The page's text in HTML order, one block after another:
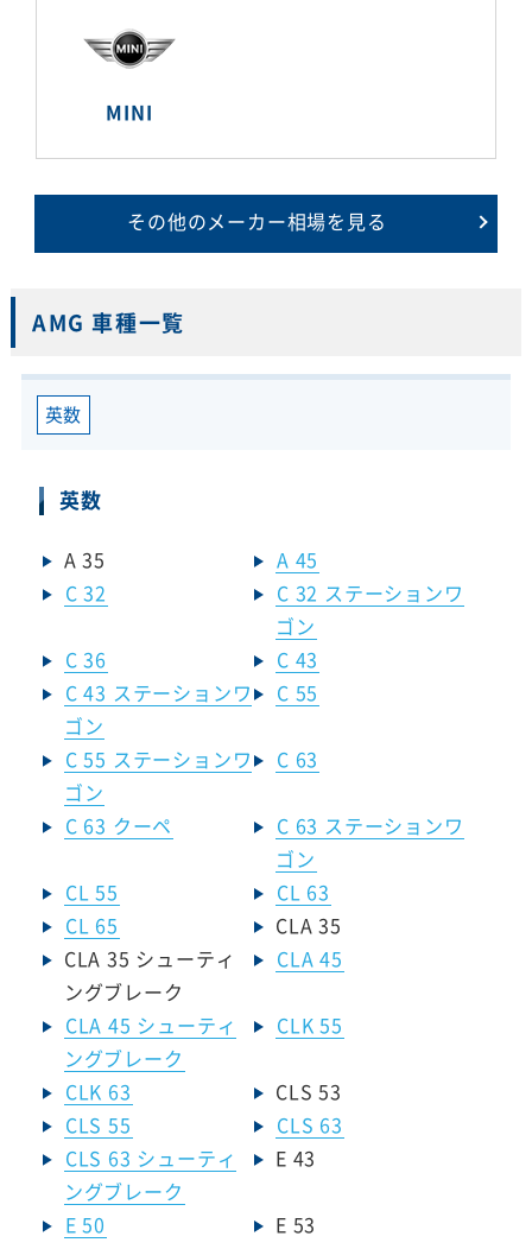
MINI
その他のメーカー相場を見る
AMG 車種一覧
英数
英数
A 35
A 45
C 32
C 32 ステーションワ
ゴン
C 36
C 43
C 43 ステーションワ
ゴン
C 55
C 55 ステーションワ
ゴン
C 63
C 63 クーペ
C 63 ステーションワ
ゴン
CL 55
CL 63
CL 65
CLA 35
CLA 35 シューティ
ングブレーク
CLA 45
CLA 45 シューティ
ングブレーク
CLK 55
CLK 63
CLS 53
CLS 55
CLS 63
CLS 63 シューティ
ングブレーク
E 43
E 50
E 53